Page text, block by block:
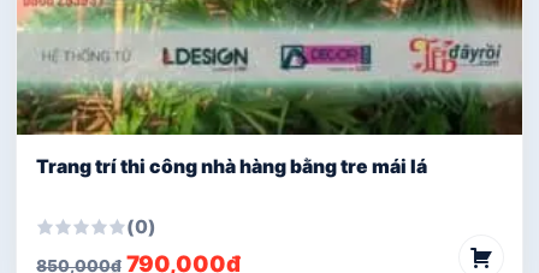
Trang trí thi công nhà hàng bằng tre mái lá
(0)
850,000₫ Giá
790,000₫Giá